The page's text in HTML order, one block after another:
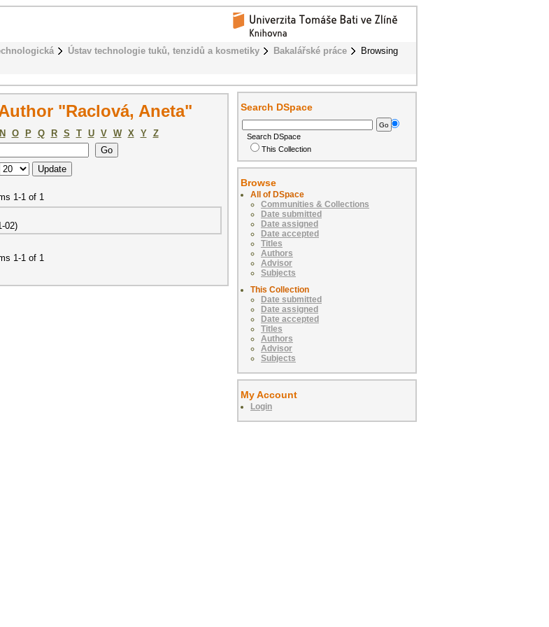
Ústav technologie tuků, tenzidů a kosmetiky Bakalářské práce
Browsing
"Raclová, Aneta"
N O P Q R S T U V W X Y
Z
1-1 of 1
02)
1-1 of 1
Search DSpace
Search DSpace
This Collection
Browse
All of DSpace
Communities & Collections
Date submitted
Date assigned
Date accepted
Titles
Authors
Advisor
Subjects
This Collection
Date submitted
Date assigned
Date accepted
Titles
Authors
Advisor
Subjects
My Account
Login